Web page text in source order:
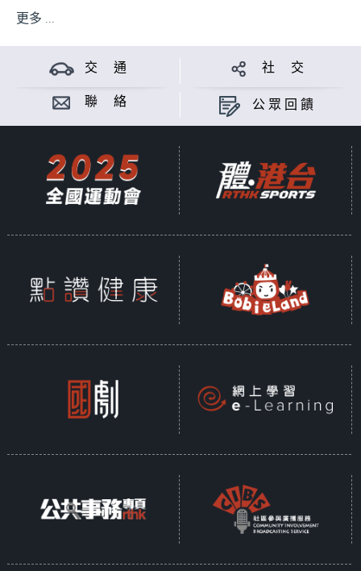
更多 ...
交 通 社 交
聯 絡 公眾回饋